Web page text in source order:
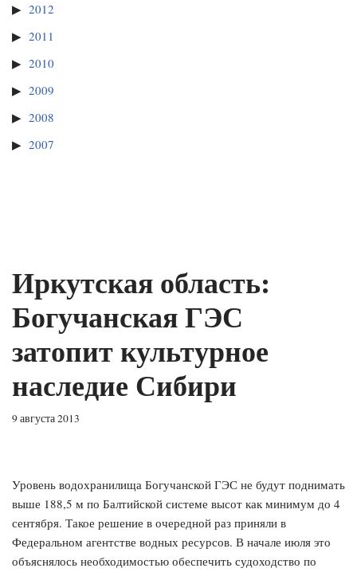
2012
2011
2010
2009
2008
2007
Иркутская область:
Богучанская ГЭС
затопит культурное
наследие Сибири
9 августа 2013
Уровень водохранилища Богучанской ГЭС не будут поднимать
выше 188,5 м по Балтийской системе высот как минимум до 4
сентября. Такое решение в очередной раз приняли в
Федеральном агентстве водных ресурсов. В начале июля это
объяснялось необходимостью обеспечить судоходство по